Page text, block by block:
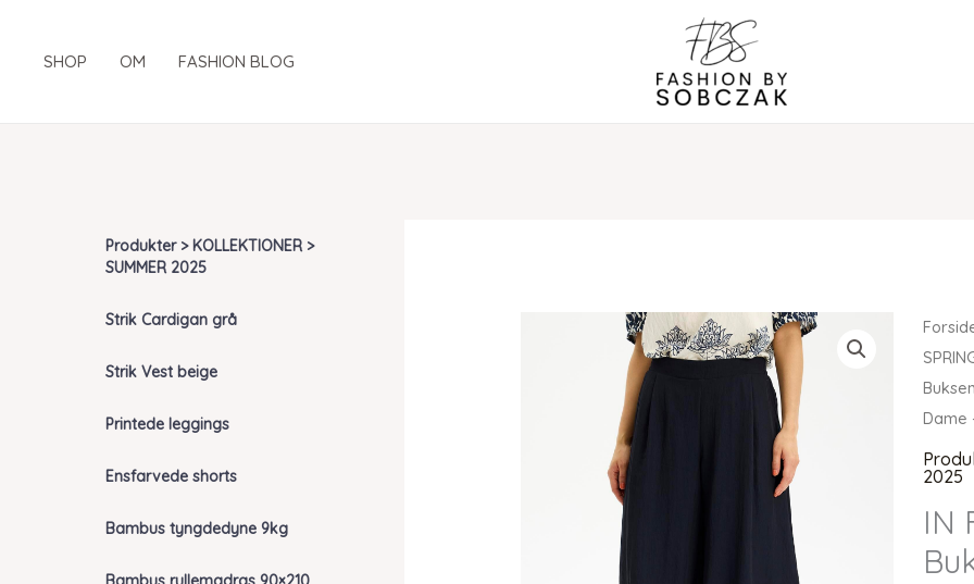
SHOP OM FASHION BLOG
Produkter > KOLLEKTIONER >
SUMMER 2025
Strik Cardigan grå
Strik Vest beige
Printede leggings
Ensfarvede shorts
Bambus tyngdedyne 9kg
Dame
2025
IN